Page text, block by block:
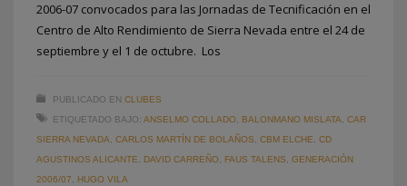
2006-07 convocados para las Jornadas de Tecnificación en el
Centro de Alto Rendimiento de Sierra Nevada entre el 24 de
septiembre y el 1 de octubre. Los
PUBLICADO EN CLUBES
ETIQUETADO BAJO: ANSELMO COLLADO BALONMANO MISLATA
CAR
SIERRA NEVADA
CARLOS MARTÍN DE BOLAÑOS CBM ELCHE
CD
AGUSTINOS ALICANTE
DAVID CARREÑO FAUS TALENS
GENERACIÓN
2006/07
HUGO VILA